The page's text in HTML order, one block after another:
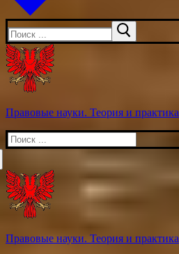
Искать:
Правовые науки. Теория и практика
Искать:
Правовые науки. Теория и практика